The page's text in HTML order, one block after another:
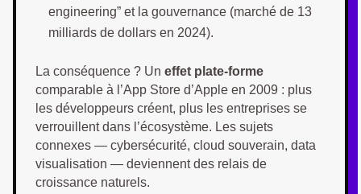
engineering” et la gouvernance (marché de 13
milliards de dollars en 2024).
La conséquence ? Un effet plate-forme
comparable à l’App Store d’Apple en 2009 : plus
les développeurs créent, plus les entreprises se
verrouillent dans l’écosystème. Les sujets
connexes — cybersécurité, cloud souverain, data
visualisation — deviennent des relais de
croissance naturels.